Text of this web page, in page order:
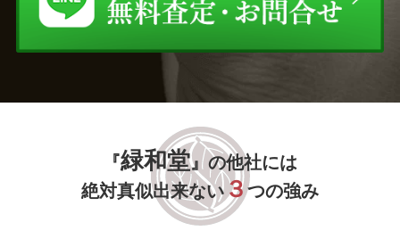
『緑和堂』の他社には
絶対真似出来ない ３つの強み